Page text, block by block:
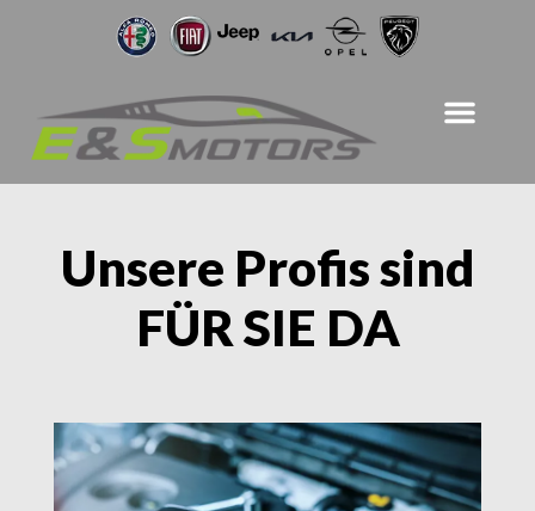
Unsere Profis sind
FÜR SIE DA